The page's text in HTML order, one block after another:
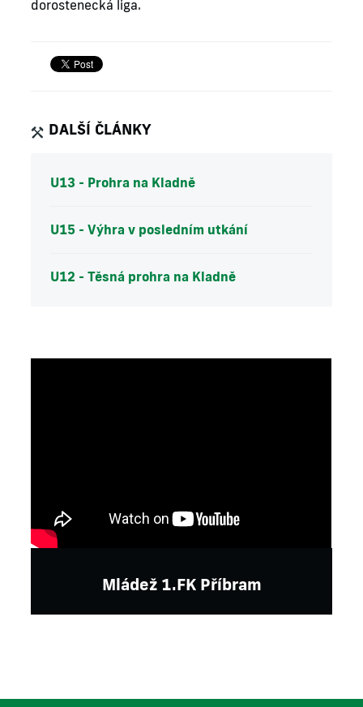
dorostenecká liga.
DALŠÍ ČLÁNKY
U13 - Prohra na Kladně
U15 - Výhra v posledním utkání
U12 - Těsná prohra na Kladně
Mládež 1.FK Příbram